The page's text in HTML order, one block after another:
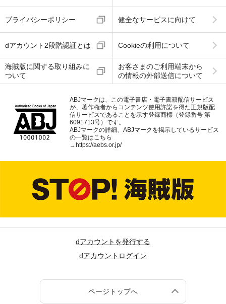
プライバシーポリシー 健全なサービスに向けて
dアカウント2段階認証とは Cookieの利用について
海賊版に関する取り組みに
ついて
お客さまのご利用端末から
の情報の外部送信について
ABJマークは、この電子書店・電子書籍配信サービス
が、著作権者からコンテンツ使用許諾を得た正規版配
信サービスであることを示す登録商標（登録番号 第
6091713号）です。
ABJマークの詳細、ABJマークを掲示しているサービス
の一覧はこちら
→https://aebs.or.jp/
dアカウントを発行する
dアカウントログイン
ページトップへ